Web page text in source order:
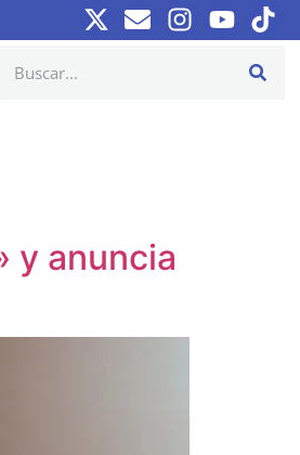
y anuncia